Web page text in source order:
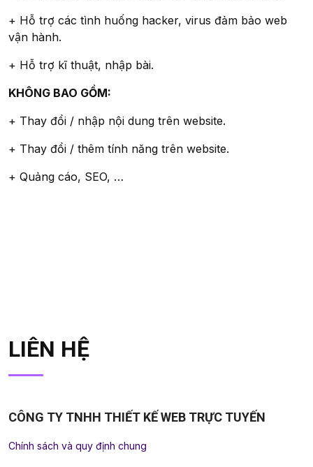
+ Hỗ trợ các tình huống hacker, virus đảm bảo web
vận hành.
+ Hỗ trợ kĩ thuật, nhập bài.
KHÔNG BAO GỒM:
+ Thay đổi / nhập nội dung trên website.
+ Thay đổi / thêm tính năng trên website.
+ Quảng cáo, SEO, …
LIÊN HỆ
CÔNG TY TNHH THIẾT KẾ WEB TRỰC TUYẾN
Chính sách và quy định chung